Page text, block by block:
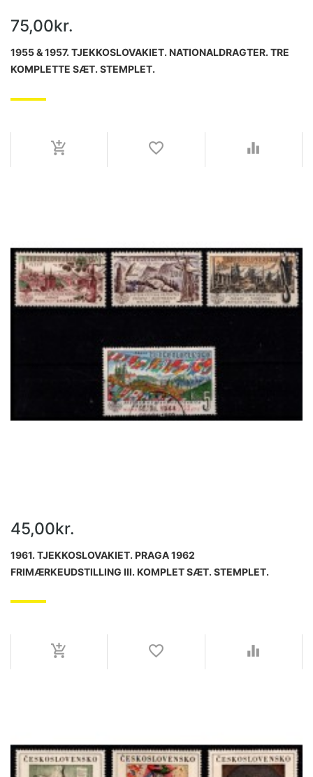
75,00kr.
1955 & 1957. TJEKKOSLOVAKIET. NATIONALDRAGTER. TRE
KOMPLETTE SÆT. STEMPLET.
45,00kr.
1961. TJEKKOSLOVAKIET. PRAGA 1962
FRIMÆRKEUDSTILLING III. KOMPLET SÆT. STEMPLET.